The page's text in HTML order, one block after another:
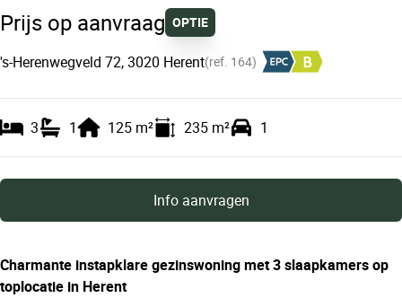
Prijs op aanvraag OPTIE
's-Herenwegveld 72, 3020 Herent(ref. 164)
3 1 125 m² 235 m² 1
Info aanvragen
Charmante instapklare gezinswoning met 3 slaapkamers op
toplocatie in Herent